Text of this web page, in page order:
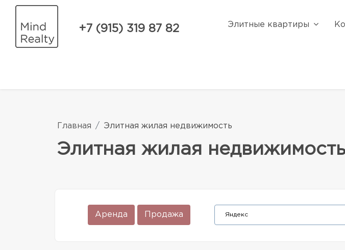
+7 (915) 319 87 82 Элитные квартиры
Главная Элитная жилая недвижимость
Элитная жилая недвижимость
Аренда Продажа